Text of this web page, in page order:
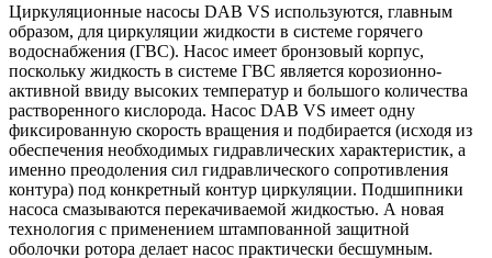
Циркуляционные насосы DAB VS используются, главным
образом, для циркуляции жидкости в системе горячего
водоснабжения (ГВС). Насос имеет бронзовый корпус,
поскольку жидкость в системе ГВС является корозионно-
активной ввиду высоких температур и большого количества
растворенного кислорода. Насос DAB VS имеет одну
фиксированную скорость вращения и подбирается (исходя из
обеспечения необходимых гидравлических характеристик, а
именно преодоления сил гидравлического сопротивления
контура) под конкретный контур циркуляции. Подшипники
насоса смазываются перекачиваемой жидкостью. А новая
технология с применением штампованной защитной
оболочки ротора делает насос практически бесшумным.